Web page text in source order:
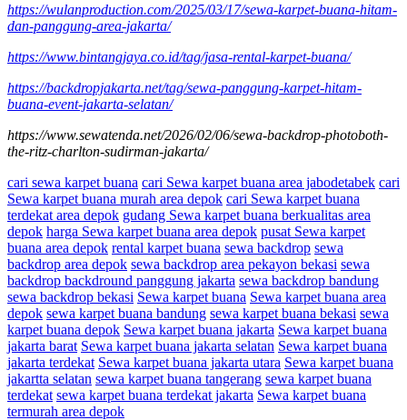
https://wulanproduction.com/2025/03/17/sewa-karpet-buana-hitam-
dan-panggung-area-jakarta/
https://www.bintangjaya.co.id/tag/jasa-rental-karpet-buana/
https://backdropjakarta.net/tag/sewa-panggung-karpet-hitam-
buana-event-jakarta-selatan/
https://www.sewatenda.net/2026/02/06/sewa-backdrop-photoboth-
the-ritz-charlton-sudirman-jakarta/
cari sewa karpet buana cari Sewa karpet buana area jabodetabek cari
Sewa karpet buana murah area depok cari Sewa karpet buana
terdekat area depok gudang Sewa karpet buana berkualitas area
depok harga Sewa karpet buana area depok pusat Sewa karpet
buana area depok rental karpet buana sewa backdrop sewa
backdrop area depok sewa backdrop area pekayon bekasi sewa
backdrop backdround panggung jakarta sewa backdrop bandung
sewa backdrop bekasi Sewa karpet buana Sewa karpet buana area
depok sewa karpet buana bandung sewa karpet buana bekasi sewa
karpet buana depok Sewa karpet buana jakarta Sewa karpet buana
jakarta barat Sewa karpet buana jakarta selatan Sewa karpet buana
jakarta terdekat Sewa karpet buana jakarta utara Sewa karpet buana
jakartta selatan sewa karpet buana tangerang sewa karpet buana
terdekat sewa karpet buana terdekat jakarta Sewa karpet buana
termurah area depok